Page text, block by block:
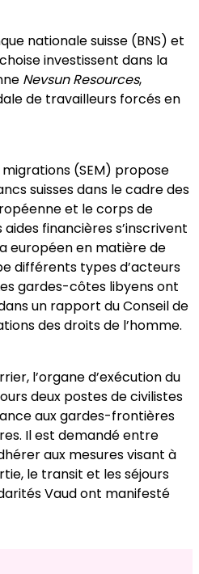
nationale suisse (BNS) et
investissent dans la
Nevsun Resources,
de travailleurs forcés en
(SEM) propose
suisses dans le cadre des
et le corps de
financières s’inscrivent
européen en matière de
différents types d’acteurs
gardes-côtes libyens ont
un rapport du Conseil de
des droits de l’homme.
l’organe d’exécution du
deux postes de civilistes
aux gardes-frontières
Il est demandé entre
aux mesures visant à
le transit et les séjours
Vaud ont manifesté